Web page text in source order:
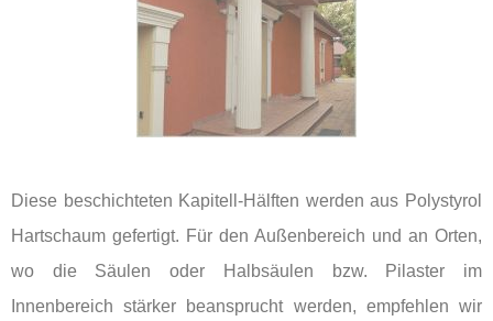
Diese beschichteten Kapitell-Hälften werden aus Polystyrol
Hartschaum gefertigt. Für den Außenbereich und an Orten,
wo die Säulen oder Halbsäulen bzw. Pilaster im
Innenbereich stärker beansprucht werden, empfehlen wir